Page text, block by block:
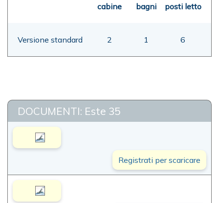
cabine bagni posti letto
Versione standard 2 1 6
DOCUMENTI: Este 35
Registrati per scaricare